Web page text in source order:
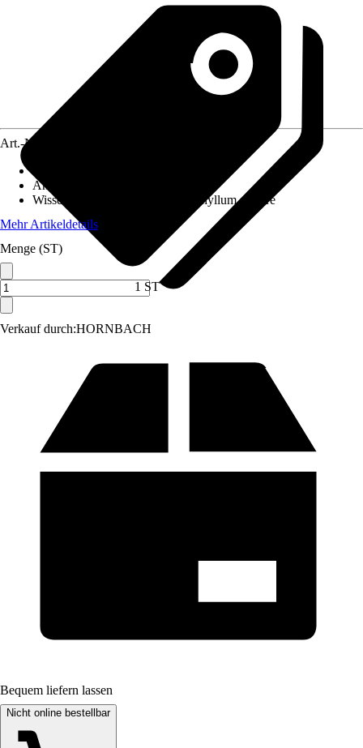
Verkauf durch:HORNBACH
Art.-Nr.
Anwendungsbereich
Wissenschaftlicher Name
Pterophyllum skalare
Mehr Artikeldetails
Menge (ST)
1 ST
Bequem liefern lassen
Nicht online bestellbar